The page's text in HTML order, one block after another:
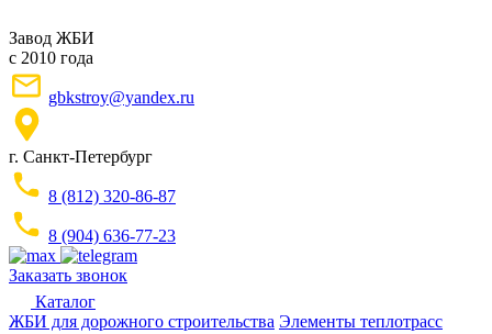
Завод ЖБИ
с 2010 года
gbkstroy@yandex.ru
г. Санкт-Петербург
8 (812) 320-86-87
8 (904) 636-77-23
Заказать звонок
Каталог
ЖБИ для дорожного строительства Элементы теплотрасс